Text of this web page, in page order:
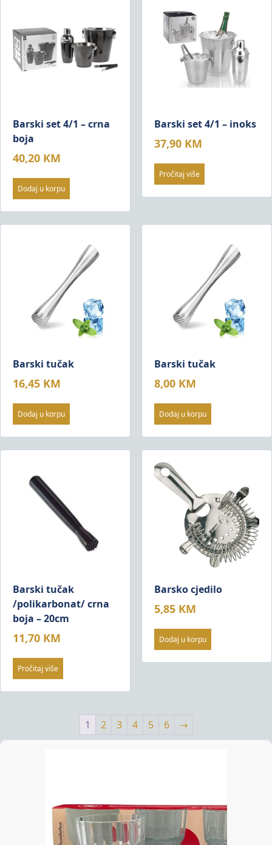
Barski set 4/1 – crna
boja
40,20 KM
Dodaj u korpu
Barski set 4/1 – inoks
37,90 KM
Pročitaj više
Barski tučak
16,45 KM
Dodaj u korpu
Barski tučak
8,00 KM
Dodaj u korpu
Barski tučak
/polikarbonat/ crna
boja – 20cm
11,70 KM
Pročitaj više
Barsko cjedilo
5,85 KM
Dodaj u korpu
1 2 3 4 5 6 →